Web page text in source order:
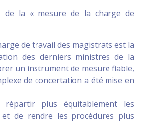
de la « mesure de la charge de
de travail des magistrats est la
des derniers ministres de la
un instrument de mesure fiable,
de concertation a été mise en
répartir plus équitablement les
et de rendre les procédures plus